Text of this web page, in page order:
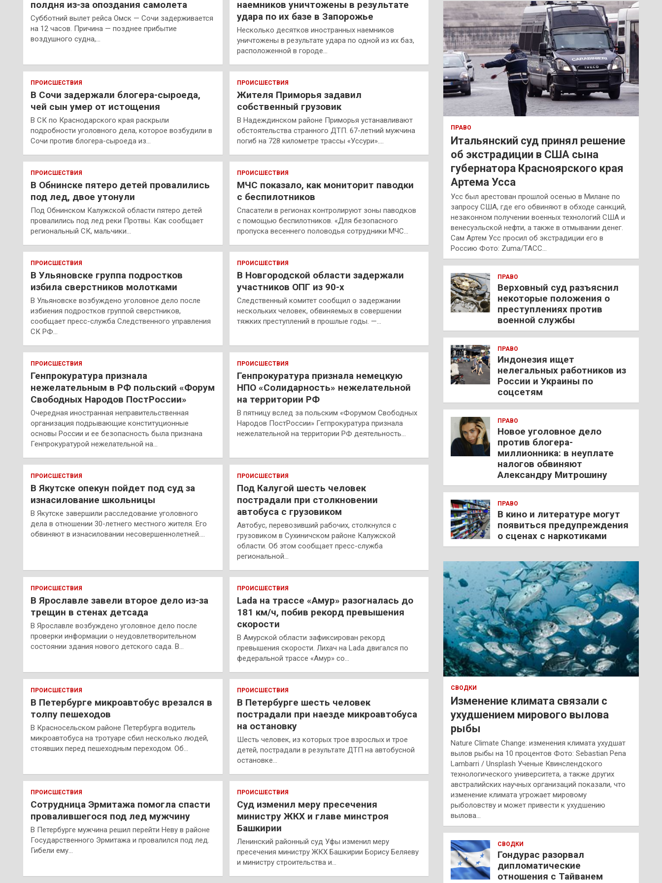
полдня из-за опоздания самолета
Субботний вылет рейса Омск — Сочи задерживается
на 12 часов. Причина — позднее прибытие
воздушного судна,…
наемников уничтожены в результате
удара по их базе в Запорожье
Несколько десятков иностранных наемников
уничтожены в результате удара по одной из их баз,
расположенной в городе…
ПРОИСШЕСТВИЯ
В Сочи задержали блогера-сыроеда,
чей сын умер от истощения
В СК по Краснодарского края раскрыли
подробности уголовного дела, которое возбудили в
Сочи против блогера-сыроеда из…
ПРОИСШЕСТВИЯ
Жителя Приморья задавил
собственный грузовик
В Надеждинском районе Приморья устанавливают
обстоятельства странного ДТП. 67-летний мужчина
погиб на 728 километре трассы «Уссури».…
ПРОИСШЕСТВИЯ
В Обнинске пятеро детей провалились
под лед, двое утонули
Под Обнинском Калужской области пятеро детей
провалились под лед реки Протвы. Как сообщает
региональный СК, мальчики…
ПРОИСШЕСТВИЯ
МЧС показало, как мониторит паводки
с беспилотников
Спасатели в регионах контролируют зоны паводков
с помощью беспилотников. «Для безопасного
пропуска весеннего половодья сотрудники МЧС…
ПРОИСШЕСТВИЯ
В Ульяновске группа подростков
избила сверстников молотками
В Ульяновске возбуждено уголовное дело после
избиения подростков группой сверстников,
сообщает пресс-служба Следственного управления
СК РФ…
ПРОИСШЕСТВИЯ
В Новгородской области задержали
участников ОПГ из 90-х
Следственный комитет сообщил о задержании
нескольких человек, обвиняемых в совершении
тяжких преступлений в прошлые годы. —…
ПРОИСШЕСТВИЯ
Генпрокуратура признала
нежелательным в РФ польский «Форум
Свободных Народов ПостРоссии»
Очередная иностранная неправительственная
организация подрывающие конституционные
основы России и ее безопасность была признана
Генпрокуратурой нежелательной на…
ПРОИСШЕСТВИЯ
Генпрокуратура признала немецкую
НПО «Солидарность» нежелательной
на территории РФ
В пятницу вслед за польским «Форумом Свободных
Народов ПостРоссии» Гегпрокуратура признала
нежелательной на территории РФ деятельность…
ПРОИСШЕСТВИЯ
В Якутске опекун пойдет под суд за
изнасилование школьницы
В Якутске завершили расследование уголовного
дела в отношении 30-летнего местного жителя. Его
обвиняют в изнасиловании несовершеннолетней.…
ПРОИСШЕСТВИЯ
Под Калугой шесть человек
пострадали при столкновении
автобуса с грузовиком
Автобус, перевозивший рабочих, столкнулся с
грузовиком в Сухиничском районе Калужской
области. Об этом сообщает пресс-служба
региональной…
ПРОИСШЕСТВИЯ
В Ярославле завели второе дело из-за
трещин в стенах детсада
В Ярославле возбуждено уголовное дело после
проверки информации о неудовлетворительном
состоянии здания нового детского сада. В…
ПРОИСШЕСТВИЯ
Lada на трассе «Амур» разогналась до
181 км/ч, побив рекорд превышения
скорости
В Амурской области зафиксирован рекорд
превышения скорости. Лихач на Lada двигался по
федеральной трассе «Амур» со…
ПРОИСШЕСТВИЯ
В Петербурге микроавтобус врезался в
толпу пешеходов
В Красносельском районе Петербурга водитель
микроавтобуса на тротуаре сбил несколько людей,
стоявших перед пешеходным переходом. Об…
ПРОИСШЕСТВИЯ
В Петербурге шесть человек
пострадали при наезде микроавтобуса
на остановку
Шесть человек, из которых трое взрослых и трое
детей, пострадали в результате ДТП на автобусной
остановке…
ПРОИСШЕСТВИЯ
Сотрудница Эрмитажа помогла спасти
провалившегося под лед мужчину
В Петербурге мужчина решил перейти Неву в районе
Государственного Эрмитажа и провалился под лед.
Гибели ему…
ПРОИСШЕСТВИЯ
Суд изменил меру пресечения
министру ЖКХ и главе минстроя
Башкирии
Ленинский районный суд Уфы изменил меру
пресечения министру ЖКХ Башкирии Борису Беляеву
и министру строительства и…
к
ПРАВО
Итальянский суд принял решение
об экстрадиции в США сына
губернатора Красноярского края
Артема Усса
Усс был арестован прошлой осенью в Милане по
запросу США, где его обвиняют в обходе санкций,
незаконном получении военных технологий США и
венесуэльской нефти, а также в отмывании денег.
Сам Артем Усс просил об экстрадиции его в
Россию Фото: Zuma/ТАСС…
ПРАВО
Верховный суд разъяснил
некоторые положения о
преступлениях против
военной службы
ПРАВО
Индонезия ищет
нелегальных работников из
России и Украины по
соцсетям
ПРАВО
Новое уголовное дело
против блогера-
миллионника: в неуплате
налогов обвиняют
Александру Митрошину
ПРАВО
В кино и литературе могут
появиться предупреждения
о сценах с наркотиками
СВОДКИ
Изменение климата связали с
ухудшением мирового вылова
рыбы
Nature Climate Change: изменения климата ухудшат
вылов рыбы на 10 процентов Фото: Sebastian Pena
Lambarri / Unsplash Ученые Квинслендского
технологического университета, а также других
австралийских научных организаций показали, что
изменение климата угрожает мировому
рыболовству и может привести к ухудшению
вылова…
СВОДКИ
Гондурас разорвал
дипломатические
отношения с Тайванем